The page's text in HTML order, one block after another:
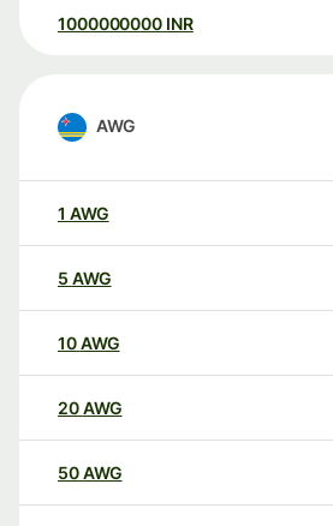
1000000000 INR
AWG
1 AWG
5 AWG
10AWG
20AWG
50AWG